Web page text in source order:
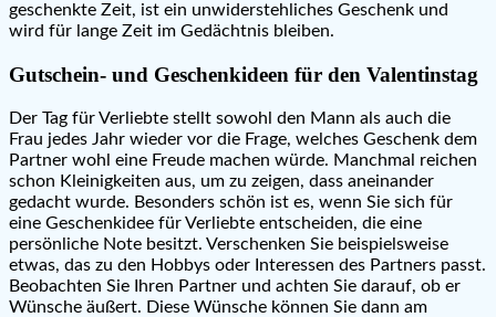
geschenkte Zeit, ist ein unwiderstehliches Geschenk und
wird für lange Zeit im Gedächtnis bleiben.
Gutschein- und Geschenkideen für den Valentinstag
Der Tag für Verliebte stellt sowohl den Mann als auch die
Frau jedes Jahr wieder vor die Frage, welches Geschenk dem
Partner wohl eine Freude machen würde. Manchmal reichen
schon Kleinigkeiten aus, um zu zeigen, dass aneinander
gedacht wurde. Besonders schön ist es, wenn Sie sich für
eine Geschenkidee für Verliebte entscheiden, die eine
persönliche Note besitzt. Verschenken Sie beispielsweise
etwas, das zu den Hobbys oder Interessen des Partners passt.
Beobachten Sie Ihren Partner und achten Sie darauf, ob er
Wünsche äußert. Diese Wünsche können Sie dann am